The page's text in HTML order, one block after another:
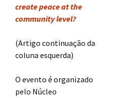
create peace at the
community level?
(Artigo continuação da
coluna esquerda)
O evento é organizado
pelo Núcleo